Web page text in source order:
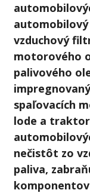
vzduchový
motorového
palivového
spaľovacích
lode a
nečistôt zo
paliva,